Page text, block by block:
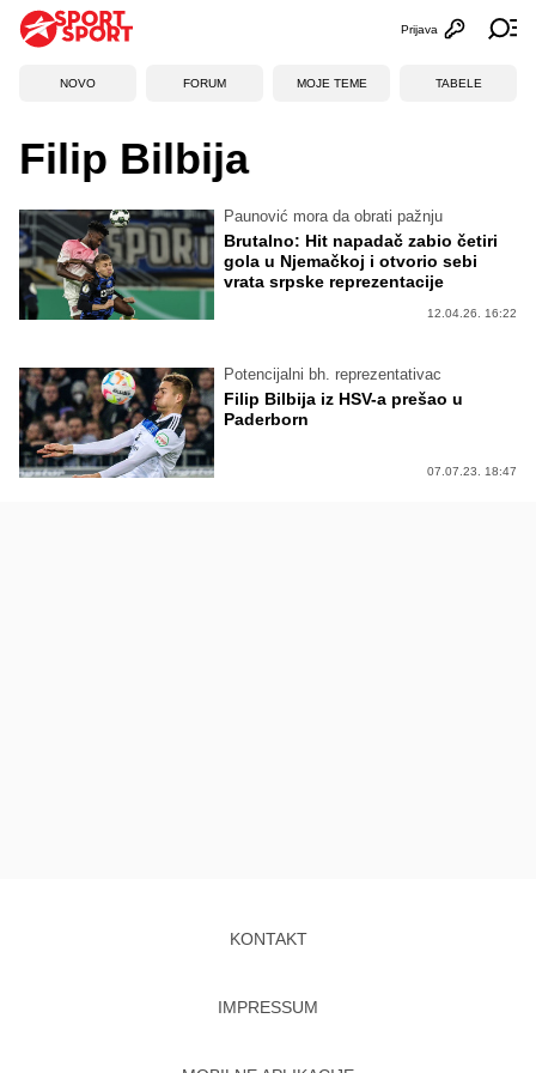
Otvori
Prijava
NOVO FORUM MOJE TEME TABELE
Filip Bilbija
Paunović mora da obrati pažnju
Brutalno: Hit napadač zabio četiri
gola u Njemačkoj i otvorio sebi
vrata srpske reprezentacije
12.04.26. 16:22
Potencijalni bh. reprezentativac
Filip Bilbija iz HSV-a prešao u
Paderborn
07.07.23. 18:47
KONTAKT
IMPRESSUM